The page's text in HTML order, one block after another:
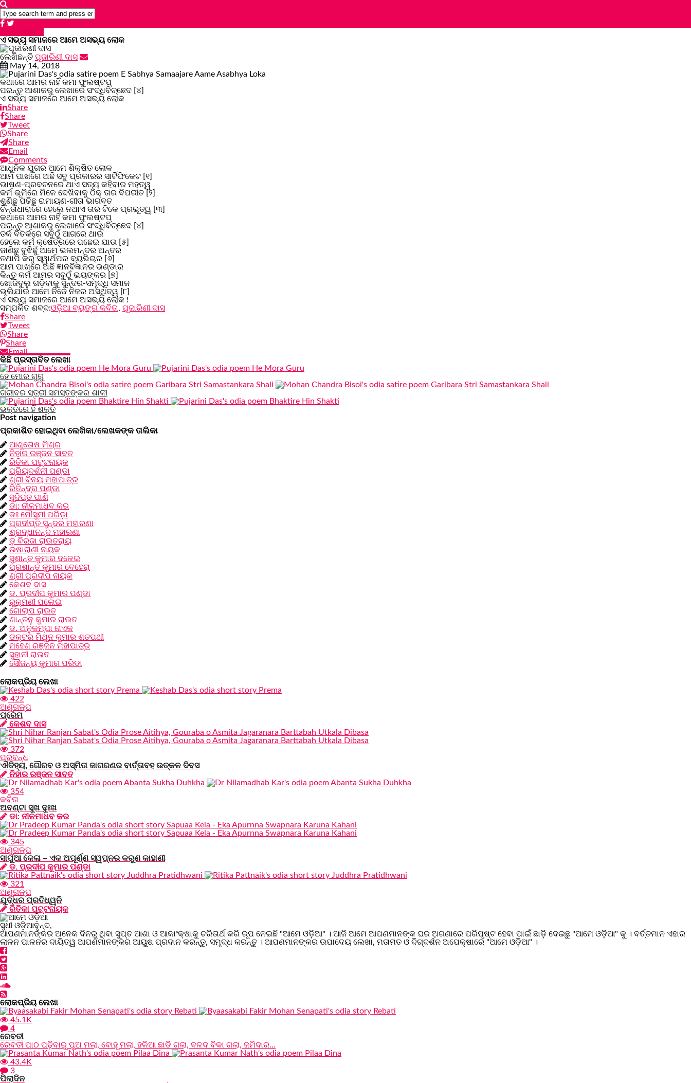
ଏ ସଭ୍ୟ ସମାଜରେ ଆମେ ଅସଭ୍ୟ ଲୋକ
ଲେଖିଛନ୍ତି ପୂଜାରିଣୀ ଦାସ
May 14, 2018
କଥାରେ ଆମର ନାହିଁ କମା ଫୁଲଷ୍ଟପ୍
ପରନ୍ତୁ ଆଶାକରୁ ଲେଖାରେ ସଂଦ୍ଧିବିଚ୍ଛେଦ [୪]
ଏ ସଭ୍ୟ ସମାଜରେ ଆମେ ଅସଭ୍ୟ ଲୋକ
Share
Share
Tweet
Share
Share
Email
Comments
ଆଧୁନିକ ଯୁଗର ଆମେ ଶିକ୍ଷିତ ଲୋକ
ଆମ ପାଖରେ ଅଛି ସବୁ ପ୍ରକାରର ସାର୍ଟିଫିକେଟ [୧]
ଭାଷଣ-ପ୍ରବଚନରେ ଥାଏ ସତ୍ୟ କହିବାର ମହତ୍ୱ
କର୍ମ ଭୂମିରେ ମିଳେ ଦେଖିବାକୁ ଠିକ୍‌ ତାର ବିପରୀତ [୨]
ଶୁଣିଛୁ ପଢିଛୁ ରାମାୟଣ-ଗୀତା ଭାଗବତ
ଚିନ୍ତାଧାରାରେ ହେଲେ ନଥାଏ ତାର ଟିକେ ପ୍ରଭୂତ୍ୱ [୩]
କଥାରେ ଆମର ନାହିଁ କମା ଫୁଲଷ୍ଟପ୍
ପରନ୍ତୁ ଆଶାକରୁ ଲେଖାରେ ସଂଦ୍ଧିବିଚ୍ଛେଦ [୪]
ତର୍କ ବିତର୍କରେ ସବୁଠୁଁ ଆଗରେ ଥାଉ
ହେଲେ କର୍ମ କ୍ଷେତ୍ରରେ ପଛେଇ ଯାଉ [୫]
ଜାଣିଛୁ ବୁଝିଛୁଁ ଆମେ ଭଲମନ୍ଦର ଅନ୍ତର
ତଥାପି କରୁ ସ୍ୱାର୍ଥପର ବ୍ୟଭିଚାର [୬]
ଆମ ପାଖରେ ଅଛି ଜ୍ଞାନବିଜ୍ଞାନର ଭଣ୍ଡାର
କିନ୍ତୁ କର୍ମ ଆମର ସବୁଠୁଁ ଭୟଙ୍କର [୭]
ଖୋଜିବୁଲୁ ଗଡ଼ିବାକୁ ସୁନ୍ଦର-ସମୃଦ୍ଧି ସମାଜ
ଭୂଲିଯାଉ ଆମେ ନିଜେ ନିଜର ଅସ୍ଥିତ୍ୱ [୮]
ଏ ସଭ୍ୟ ସମାଜରେ ଆମେ ଅସଭ୍ୟ ଲୋକ !
ସମ୍ପର୍କିତ ଶବ୍ଦ:ଓଡ଼ିଆ ବ୍ୟଙ୍ଗ କବିତା, ପୂଜାରିଣୀ ଦାସ
Share
Tweet
Share
Share
Email
କିଛି ପ୍ରସ୍ତାବିତ ଲେଖା
ହେ ମୋର ଗୁରୁ
ଗରୀବର ସ୍ତ୍ରୀ ସମସ୍ତଙ୍କର ଶାଳୀ
ଭକ୍ତିରେ ହିଁ ଶକ୍ତି
Post navigation
ପ୍ରକାଶିତ ହୋଇଥିବା ଲେଖିକା/ଲେଖକଙ୍କ ତାଲିକା
ଆଶୁତୋଷ ମିଶ୍ର
ନିହାର ରଞ୍ଜନ ସାବତ
ରିତିକା ପଟ୍ଟନାୟକ
ପ୍ରିୟଦର୍ଶନୀ ପଣ୍ଡା
ଶ୍ରୀ ବିନୟ ମହାପାତ୍ର
ରିତିନ୍ଦ୍ର ପଣ୍ଡା
ସୁଦିପ୍ତ ପାଣି
ଡା: ନୀଳମାଧବ କର
ଡଃ ମୌସୁମୀ ପରିଡ଼ା
ପ୍ରଦୀପ୍ତ ସୁନ୍ଦର ମହାରଣା
ଶ୍ରଦ୍ଧାନନ୍ଦ ମହାରଣା
ଡ଼ ବିରଜା ରାଉତରାୟ
ଉଷାରାଣୀ ନାୟକ
ସୁଶାନ୍ତ କୁମାର ଦଳେଇ
ପ୍ରଶାନ୍ତ କୁମାର ବେହେରା
ଶ୍ରୀ ପ୍ରଦୀପ ନାୟକ
କେଶବ ଦାସ
ଡ. ପ୍ରଦୀପ କୁମାର ପଣ୍ଡା
ରୁକ୍ମଣୀ ପଲେଇ
ଗୋଲାପ ରାଉତ
ଶାନ୍ତନୁ କୁମାର ରାଉତ
ଡ. ଅନୁକମ୍ପା ନାଏକ
ଡକ୍ଟର ମିଥୁନ କୁମାର ଶତପଥୀ
ମହେଶ ରଞ୍ଜନ ମହାପାତ୍ର
ସୁହାନୀ ରାଉତ
ସୌଜନ୍ୟ କୁମାର ପରିଡା
ଲୋକପ୍ରିୟ ଲେଖା
422
ଅଣୁଗଳ୍ପ
ପ୍ରେମ
କେଶବ ଦାସ
372
ପ୍ରବନ୍ଧ
ଐତିହ୍ୟ, ଗୌରବ ଓ ଅସ୍ମିତା ଜାଗରଣର ବାର୍ତ୍ତାବହ ଉତ୍କଳ ଦିବସ
ନିହାର ରଞ୍ଜନ ସାବତ
354
କବିତା
ଅବଣ୍ଟା ସୁଖ ଦୁଃଖ
ଡା: ନୀଳମାଧବ କର
345
ଅଣୁଗଳ୍ପ
ସାପୁଆ କେଳା – ଏକ ଅପୂର୍ଣ୍ଣ ସ୍ୱପ୍ନର କରୁଣ କାହାଣୀ
ଡ. ପ୍ରଦୀପ କୁମାର ପଣ୍ଡା
321
ଅଣୁଗଳ୍ପ
ଯୁଦ୍ଧର ପ୍ରତିଧ୍ୱନି
ରିତିକା ପଟ୍ଟନାୟକ
ସୁଧୀ ଓଡ଼ିଆବୃନ୍ଦ,
ଆପଣମାନଙ୍କର ଅନେକ ଦିନରୁ ଥିବା ସୁପ୍ତ ଆଶା ଓ ଆକାଂକ୍ଷାକୁ ଚରିତାର୍ଥ କରି ରୂପ ନେଇଛି "ଆମେ ଓଡ଼ିଆ" । ଆଜି ଆମେ ଆପଣମାନଙ୍କ ଘର ଅଗଣାରେ ପରିପୃଷ୍ଟ ହେବା ପାଇଁ ଛାଡ଼ି ଦେଇଛୁ "ଆମେ ଓଡ଼ିଆ" କୁ । ବର୍ତ୍ତମାନ ଏହାର
ଲାଳନ ପାଳନର ଦାୟିତ୍ୱ ଆପଣମାନଙ୍କର ଆୟୁଷ ପ୍ରଦାନ କରନ୍ତୁ, ସମୃଦ୍ଧ କରନ୍ତୁ । ଆପଣମାନଙ୍କର ଉପାଦେୟ ଲେଖା, ମତାମତ ଓ ଦିଗ୍ଦର୍ଶନ ଅପେକ୍ଷାରେ "ଆମେ ଓଡ଼ିଆ" ।
ଲୋକପ୍ରିୟ ଲେଖା
45.1K
4
ରେବତୀ
ରେବତୀ ପାଠ ପଢ଼ିବାରୁ ପୁଅ ମଲା, ବୋହୂ ମଲା, ହଳିଆ ଛାଡି ଗଲା, ବଳଦ ବିକା ଗଲା, ଜମିଦାର...
43.4K
3
ପିଲାଦିନ